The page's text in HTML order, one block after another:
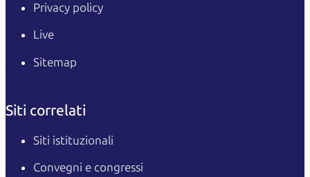
Privacy policy
Live
Sitemap
Siti correlati
Siti istituzionali
Convegni e congressi